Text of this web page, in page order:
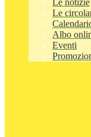
Le notizie
Le
Albo
Eventi